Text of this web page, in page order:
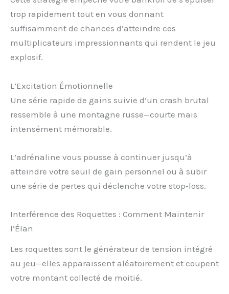
trop rapidement tout en vous donnant
suffisamment de chances d’atteindre ces
multiplicateurs impressionnants qui rendent le jeu
explosif.
L’Excitation Émotionnelle
Une série rapide de gains suivie d’un crash brutal
ressemble à une montagne russe—courte mais
intensément mémorable.
L’adrénaline vous pousse à continuer jusqu’à
atteindre votre seuil de gain personnel ou à subir
une série de pertes qui déclenche votre stop‑loss.
Interférence des Roquettes : Comment Maintenir
l’Élan
Les roquettes sont le générateur de tension intégré
au jeu—elles apparaissent aléatoirement et coupent
votre montant collecté de moitié.